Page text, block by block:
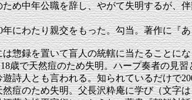
中年公職を辞し、やがて失明するが、
にわたり親交をもった。勾当。著作に『
惣録を置いて盲人の統轄に当たることに
で天然痘のため失明。ハープ奏者の見
詩人とも言われる。知られているだけで
痘のため失明。父長沢粋庵に学び（文字